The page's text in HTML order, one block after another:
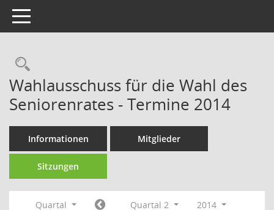
Toggle navigation
Rechercheauswahl
Wahlausschuss für die Wahl des
Seniorenrates - Termine 2014
Informationen Mitglieder
Sitzungen
Quartal Quartal 2
2014